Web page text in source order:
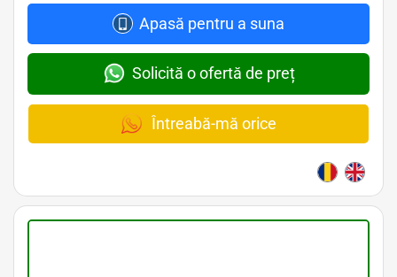
Apasă pentru a suna
Solicită o ofertă de preț
Întreabă-mă orice